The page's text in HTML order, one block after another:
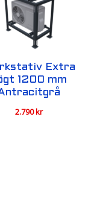
Extra
1200 mm
2.790kr